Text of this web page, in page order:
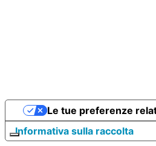
Informativa sulla raccolta
Le tue preferenze